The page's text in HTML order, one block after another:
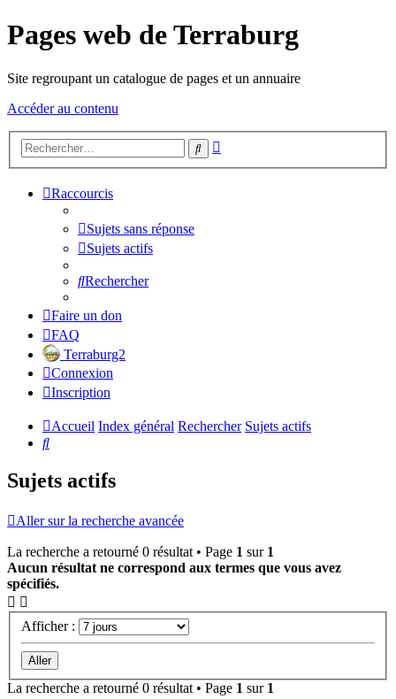
Pages web de Terraburg
Site regroupant un catalogue de pages et un annuaire
Accéder au contenu
Rechercher
Raccourcis
Sujets sans réponse
Sujets actifs
Rechercher
Faire un don
FAQ
Terraburg2
Connexion
Inscription
Accueil Index général Rechercher Sujets actifs
Rechercher
Sujets actifs
Aller sur la recherche avancée
La recherche a retourné 0 résultat • Page 1 sur 1
Aucun résultat ne correspond aux termes que vous avez
spécifiés.
Afficher :
La recherche a retourné 0 résultat • Page 1 sur 1